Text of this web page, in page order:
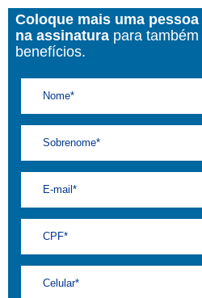
Coloque mais uma pessoa
na assinaturapara
benefícios.